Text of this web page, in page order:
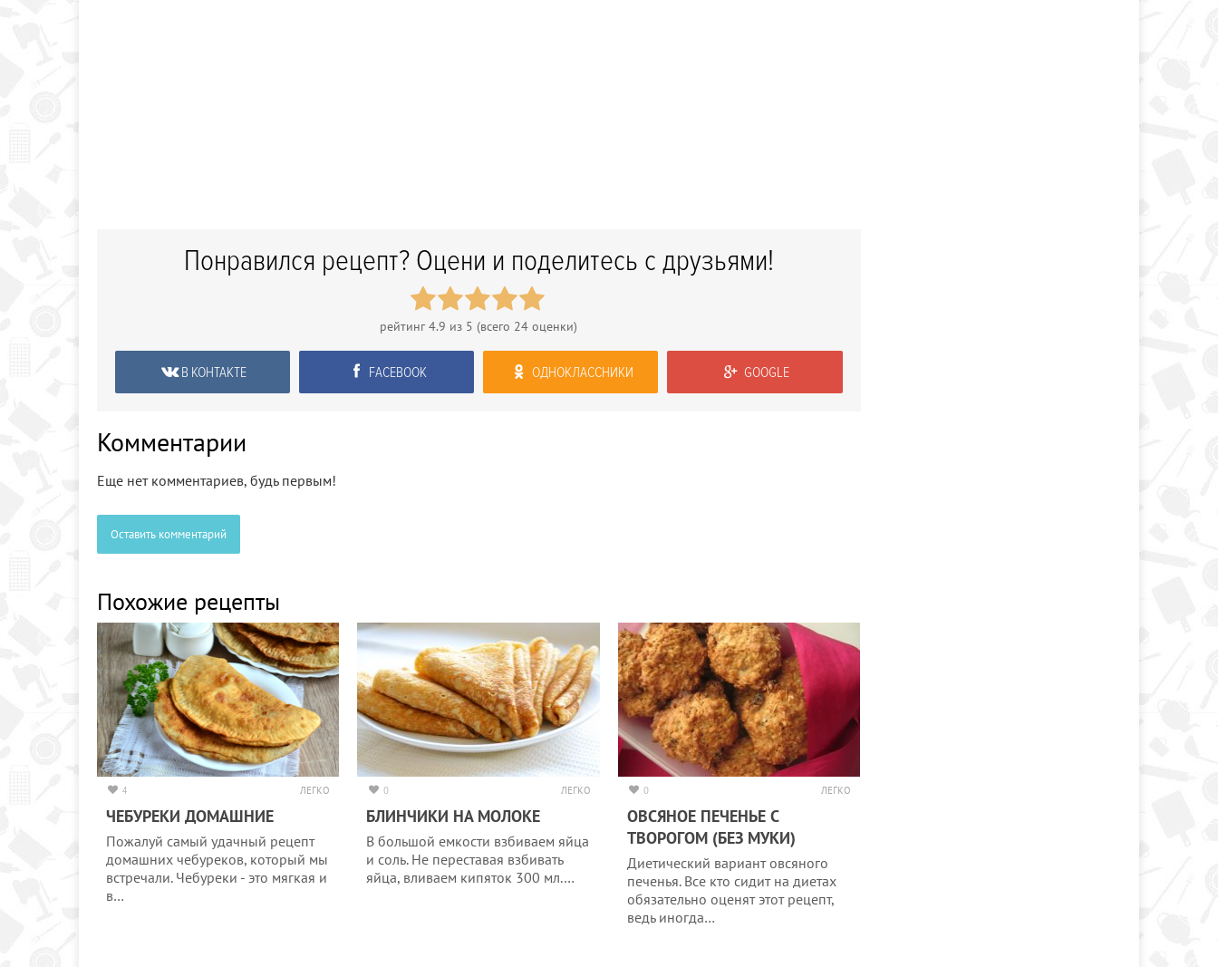
Понравился рецепт? Оцени и поделитесь с друзьями!
рейтинг4.9 из 5 (всего 24 оценки)
В КОНТАКТЕ FACEBOOK ОДНОКЛАССНИКИ GOOGLE
Комментарии
Еще нет комментариев, будь первым!
Оставить комментарий
Похожие рецепты
4 ЛЕГКО
ЧЕБУРЕКИ ДОМАШНИЕ
Пожалуй самый удачный рецепт
домашних чебуреков, который мы
встречали. Чебуреки - это мягкая и
в…
0 ЛЕГКО
БЛИНЧИКИ НА МОЛОКЕ
В большой емкости взбиваем яйца
и соль. Не переставая взбивать
яйца, вливаем кипяток 300 мл.…
0 ЛЕГКО
ОВСЯНОЕ ПЕЧЕНЬЕ С
ТВОРОГОМ (БЕЗ МУКИ)
Диетический вариант овсяного
печенья. Все кто сидит на диетах
обязательно оценят этот рецепт,
ведь иногда…